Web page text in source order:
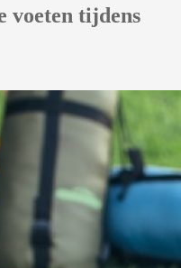
voeten tijdens